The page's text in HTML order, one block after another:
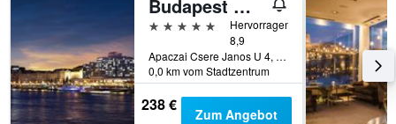
Budapest Marriott Hotel
5 Sterne
Hervorragend
8,9
Apaczai Csere Janos U 4, Budapest, Ungarn
0,0 km vom Stadtzentrum
238 € Zum Angebot